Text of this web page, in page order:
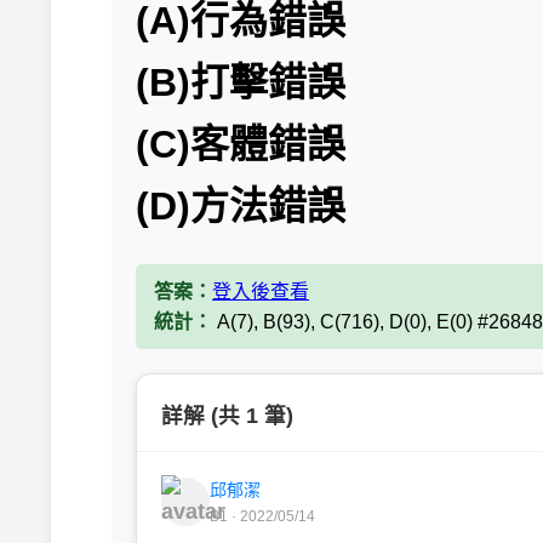
(A)行為錯誤
(B)打擊錯誤
(C)客體錯誤
(D)方法錯誤
答案： 登入後查看
統計： A(7), B(93), C(716), D(0), E(0)
詳解 (共 1 筆)
邱郁潔
B1 · 2022/05/14